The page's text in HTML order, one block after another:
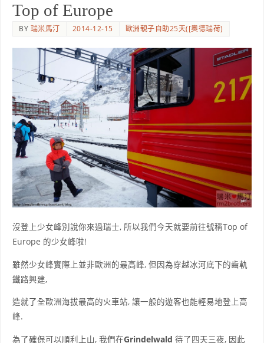
Top of Europe
BY 瑞米馬汀 2014-12-15 歐洲親子自助25天([奧德瑞荷)
沒登上少女峰別說你來過瑞士, 所以我們今天就要前往號稱Top of
Europe 的少女峰啦!
雖然少女峰實際上並非歐洲的最高峰, 但因為穿越冰河底下的齒軌
鐵路興建,
造就了全歐洲海拔最高的火車站, 讓一般的遊客也能輕易地登上高
峰.
為了確保可以順利上山, 我們在Grindelwald 待了四天三夜, 因此